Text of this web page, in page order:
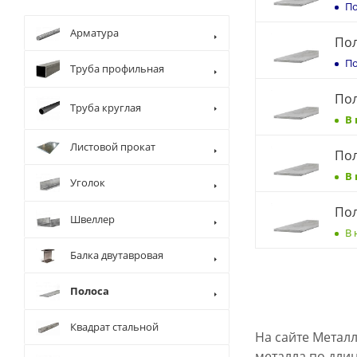
В
В
В
На сайте
Арматура
Труба профильная
Труба круглая
Листовой прокат
Уголок
Швеллер
Балка двутавровая
Полоса
Квадрат стальной